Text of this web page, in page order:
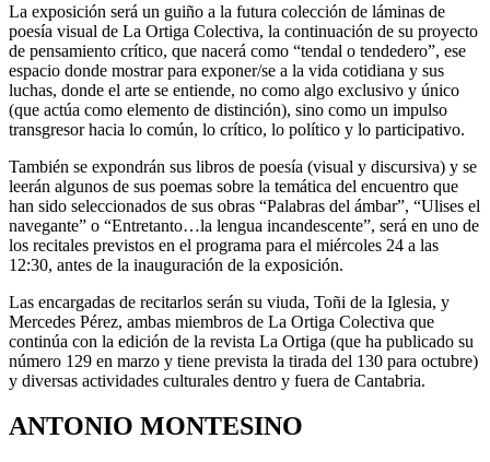
La exposición será un guiño a la futura colección de láminas de
poesía visual de La Ortiga Colectiva, la continuación de su proyecto
de pensamiento crítico, que nacerá como “tendal o tendedero”, ese
espacio donde mostrar para exponer/se a la vida cotidiana y sus
luchas, donde el arte se entiende, no como algo exclusivo y único
(que actúa como elemento de distinción), sino como un impulso
transgresor hacia lo común, lo crítico, lo político y lo participativo.
También se expondrán sus libros de poesía (visual y discursiva) y se
leerán algunos de sus poemas sobre la temática del encuentro que
han sido seleccionados de sus obras “Palabras del ámbar”, “Ulises el
navegante” o “Entretanto…la lengua incandescente”, será en uno de
los recitales previstos en el programa para el miércoles 24 a las
12:30, antes de la inauguración de la exposición.
Las encargadas de recitarlos serán su viuda, Toñi de la Iglesia, y
Mercedes Pérez, ambas miembros de La Ortiga Colectiva que
continúa con la edición de la revista La Ortiga (que ha publicado su
número 129 en marzo y tiene prevista la tirada del 130 para octubre)
y diversas actividades culturales dentro y fuera de Cantabria.
ANTONIO MONTESINO